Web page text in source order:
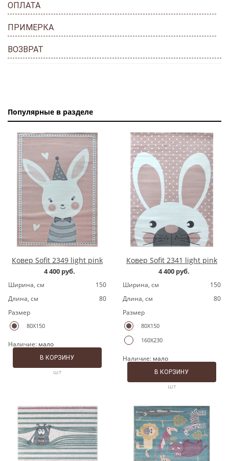
ОПЛАТА
ПРИМЕРКА
ВОЗВРАТ
Популярные в разделе
Ковер Sofit 2349 light pink
4 400 руб.
Ширина, cм
150
Длина, cм
80
Размер
80X150
Наличие: мало
шт
В КОРЗИНУ
Ковер Sofit 2341 light pink
4 400 руб.
Ширина, cм
150
Длина, cм
80
Размер
80X150
160X230
Наличие: мало
шт
В КОРЗИНУ